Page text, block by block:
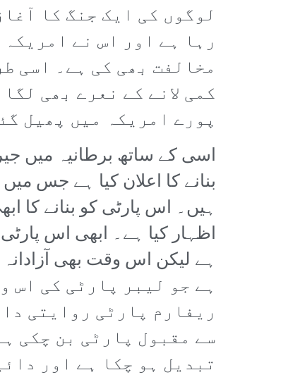
لوگوں کی ایک جنگ کا
رہا ہے اور اس نے
مخالفت بھی کی ہے۔ اسی
کمی لانے کے نعرے بھی
پورے امریکہ میں پھیل
اسی کے ساتھ برطانیہ میں
بنانے کا اعلان کیا ہے جس
اظہار کیا ہے۔ ابھی اس
ہے جو لیبر پارٹی کی اس
ریفارم پارٹی روایتی
سے مقبول پارٹی بن چکی
تبدیل ہو چکا ہے اور